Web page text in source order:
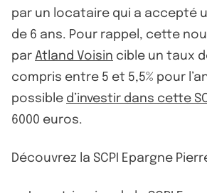
par un locataire qui a accepté
de 6 ans. Pour rappel, cette
par Atland Voisin cible un taux
compris entre 5 et 5,5% pour
possible d’investir dans cette
6000 euros.
Découvrez la SCPI Epargne